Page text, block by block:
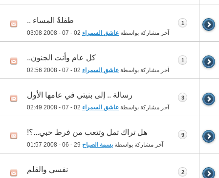
طفلةُ المساء ..
آخر مشاركة بواسطة عاشق السمراء 03:08
1
كل عام وأنت الجنون..
آخر مشاركة بواسطة عاشق السمراء 02:56
1
رسالة .. إلى بنيتي في عامها الأول
آخر مشاركة بواسطة عاشق السمراء 02:49
3
هل تراك تمل وتتعب من فرط حبي...؟!
آخر مشاركة بواسطة بسمة الصباح 01:57
9
نفسي والقلم 2